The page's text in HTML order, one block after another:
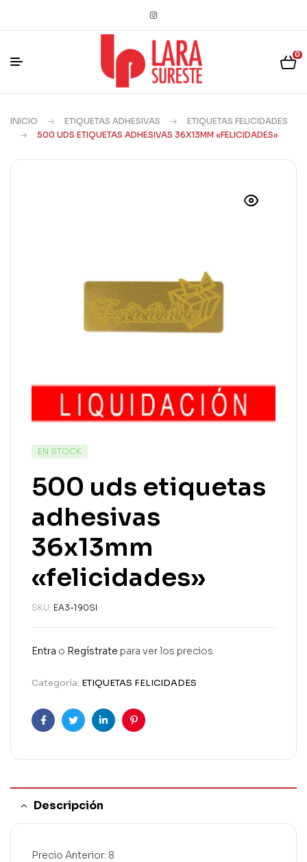
0
INICIO ETIQUETAS ADHESIVAS
ETIQUETAS FELICIDADES
500 UDS ETIQUETAS ADHESIVAS 36X13MM «FELICIDADES»
EN STOCK
500 uds etiquetas
adhesivas
36x13mm
«felicidades»
SKU: EA3-190SI
Entra o Regístrate para ver los precios
Categoría: ETIQUETAS FELICIDADES
FacebookTwitterLinkedinPinterest
Descripción
Precio Anterior: 8